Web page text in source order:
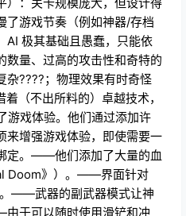
游戏体验。他们通过添加许
增强游戏体验，即使需要一
定。——他们添加了大量的血
Doom》）。——界面针对
——武器的副武器模式让神
于可以随时使用滑铲和冲
到了提升（同时还能格挡射击
再加上双持武器、子弹时间和
带来了极具冲击力的射击体
然存在一些固有的结构性缺
移植的出色表现形成了鲜明